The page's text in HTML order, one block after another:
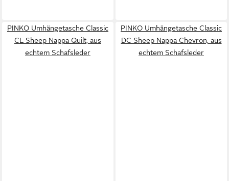
PINKO Umhängetasche Classic
CL Sheep Nappa Quilt, aus
echtem Schafsleder
PINKO Umhängetasche Classic
DC Sheep Nappa Chevron, aus
echtem Schafsleder